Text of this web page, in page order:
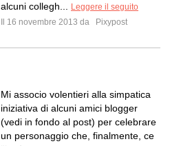
alcuni collegh...
Leggere il seguito
Il 16 novembre 2013 da
Pixypost
Mi associo volentieri alla simpatica
iniziativa di alcuni amici blogger
(vedi in fondo al post) per celebrare
un personaggio che, finalmente, ce